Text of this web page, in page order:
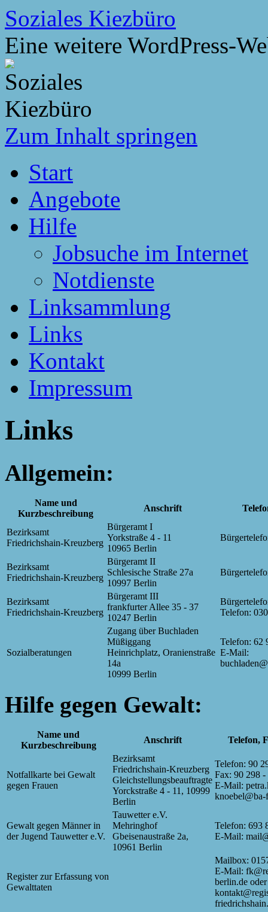
Soziales Kiezbüro
Eine weitere WordPress-
Zum Inhalt springen
Start
Angebote
Hilfe
Jobsuche im Internet
Notdienste
Linksammlung
Links
Kontakt
Impressum
Links
Allgemein:
Name und
Kurzbeschreibung
Anschrift
Bezirksamt
Friedrichshain-Kreuzberg
Bürgeramt I
Yorkstraße 4 - 11
10965 Berlin
Bezirksamt
Friedrichshain-Kreuzberg
Bürgeramt II
Schlesische Straße 27a
10997 Berlin
Bezirksamt
Friedrichshain-Kreuzberg
Bürgeramt III
frankfurter Allee 35 - 37
10247 Berlin
Telefon:
Sozialberatungen
Zugang über Buchladen
Müßiggang
Heinrichplatz, Oranienstraße
14a
10999 Berlin
Telefon: 62
E-Mail:
Hilfe gegen Gewalt:
Name und
Kurzbeschreibung
Anschrift Telefon,
Notfallkarte bei Gewalt
gegen Frauen
Bezirksamt
Friedrichshain-Kreuzberg
Gleichstellungsbeauftragte
Yorckstraße 4 - 11, 10999
Berlin
Telefon: 90
Fax: 90 298 -
E-Mail:
Gewalt gegen Männer in
der Jugend Tauwetter e.V.
Tauwetter e.V.
Mehringhof
Gbeisenaustraße 2a,
10961 Berlin
Telefon: 693
E-Mail:
Register zur Erfassung von
Gewalttaten
Mailbox:
E-Mail:
berlin.de oder